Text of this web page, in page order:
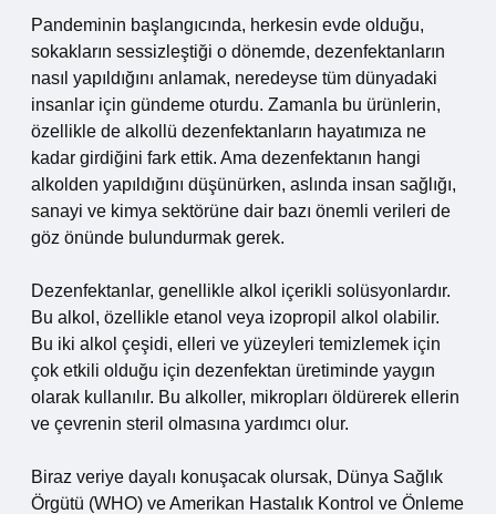
Pandeminin başlangıcında, herkesin evde olduğu,
sokakların sessizleştiği o dönemde, dezenfektanların
nasıl yapıldığını anlamak, neredeyse tüm dünyadaki
insanlar için gündeme oturdu. Zamanla bu ürünlerin,
özellikle de alkollü dezenfektanların hayatımıza ne
kadar girdiğini fark ettik. Ama dezenfektanın hangi
alkolden yapıldığını düşünürken, aslında insan sağlığı,
sanayi ve kimya sektörüne dair bazı önemli verileri de
göz önünde bulundurmak gerek.
Dezenfektanlar, genellikle alkol içerikli solüsyonlardır.
Bu alkol, özellikle etanol veya izopropil alkol olabilir.
Bu iki alkol çeşidi, elleri ve yüzeyleri temizlemek için
çok etkili olduğu için dezenfektan üretiminde yaygın
olarak kullanılır. Bu alkoller, mikropları öldürerek ellerin
ve çevrenin steril olmasına yardımcı olur.
Biraz veriye dayalı konuşacak olursak, Dünya Sağlık
Örgütü (WHO) ve Amerikan Hastalık Kontrol ve Önleme